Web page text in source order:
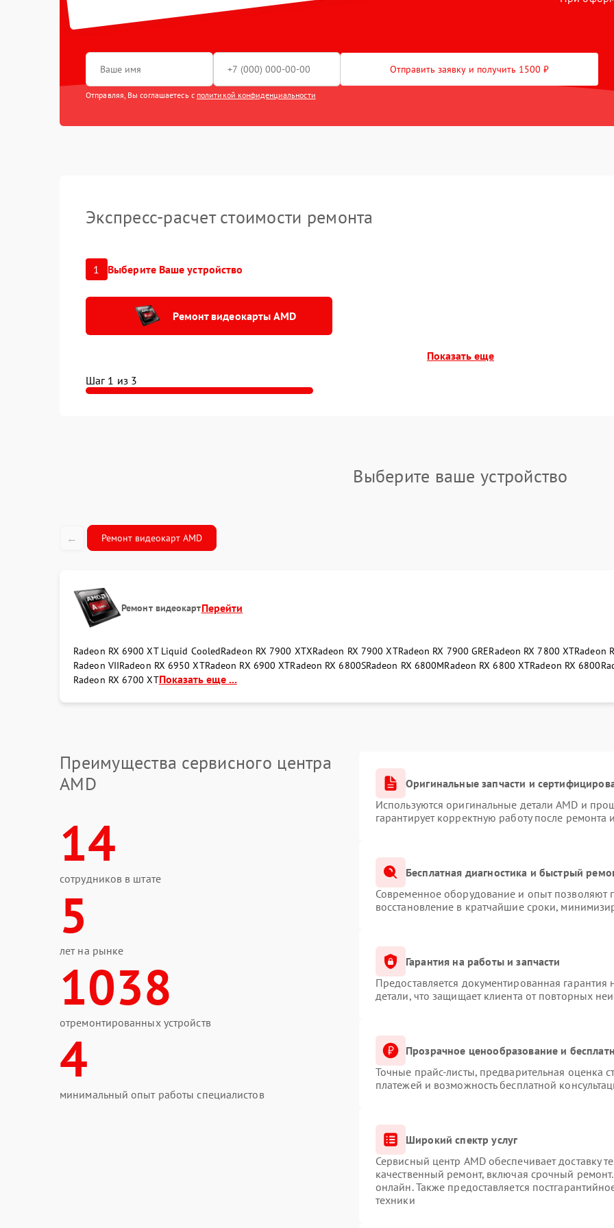
видеокарты
влаги
Замена термопасты 30 мин 2 года
Отправить заявку и получить 1500 ₽
Отправляя, Вы соглашаетесь с политикой конфиденциальности
Экспресс-расчет стоимости ремонта
1 Выберите Ваше устройство
Ремонт видеокарты AMD
Показать еще
Шаг 1 из 3
Выберите ваше устройство
← Ремонт видеокарт AMD
Ремонт видеокартПерейти
Radeon RX 6900 XT Liquid CooledRadeon RX 7900 XTXRadeon RX 7900 XTRadeon RX 7900 GRERadeon RX 7800 XTRadeon
Radeon VIIRadeon RX 6950 XTRadeon RX 6900 XTRadeon RX 6800SRadeon RX 6800MRadeon RX 6800 XTRadeon RX 6800
Radeon RX 6700 XTПоказать еще ...
Преимущества сервисного центра
AMD
14
сотрудников в штате
5
лет на рынке
1038
отремонтированных устройств
4
минимальный опыт работы специалистов
Оригинальные запчасти и
Используются оригинальные детали AMD и
гарантирует корректную работу после ремонта
Бесплатная диагностика и быстрый
Современное оборудование и опыт позволяют
восстановление в кратчайшие сроки,
Гарантия на работы и запчасти
Предоставляется документированная
детали, что защищает клиента от повторных
Прозрачное ценообразование и
Точные прайс-листы, предварительная оценка
платежей и возможность бесплатной
Широкий спектр услуг
Сервисный центр AMD обеспечивает доставку
качественный ремонт, включая срочный
онлайн. Также предоставляется
техники